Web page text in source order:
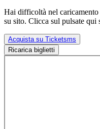
Hai difficoltà nel
su sito. Clicca sul pulsate qui
Acquista su Ticketsms
Ricarica biglietti